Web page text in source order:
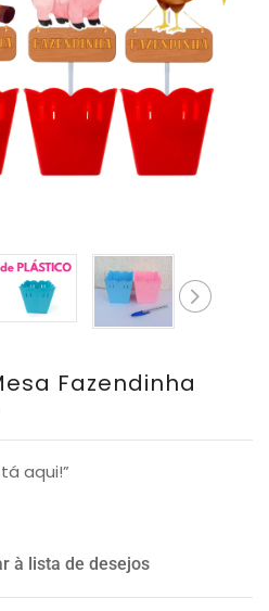
Fazendinha
aqui!”
à lista de desejos